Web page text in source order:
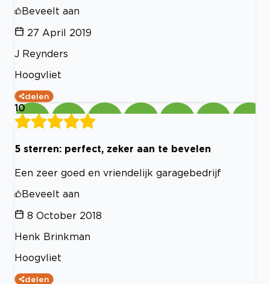
Beveelt aan
27 April 2019
J Reynders
Hoogvliet
delen
10
5 sterren: perfect, zeker aan te bevelen
Een zeer goed en vriendelijk garagebedrijf
Beveelt aan
8 October 2018
Henk Brinkman
Hoogvliet
delen